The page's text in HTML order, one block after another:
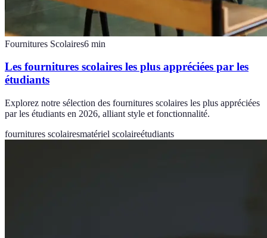
Fournitures Scolaires6 min
Les fournitures scolaires les plus appréciées par les
étudiants
Explorez notre sélection des fournitures scolaires les plus appréciées
par les étudiants en 2026, alliant style et fonctionnalité.
fournitures scolairesmatériel scolaireétudiants